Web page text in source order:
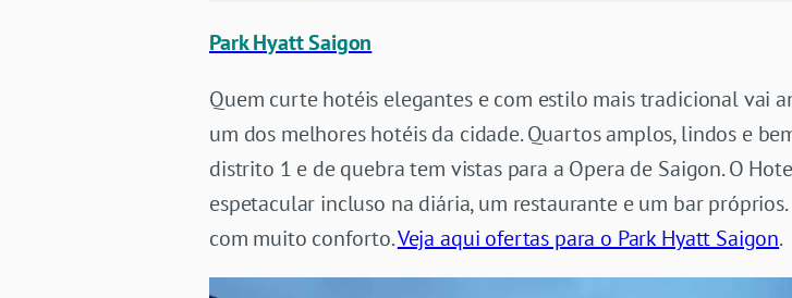
Park Hyatt Saigon
Quem curte hotéis elegantes e com estilo mais tradicional vai
um dos melhores hotéis da cidade. Quartos amplos, lindos e
distrito 1 e de quebra tem vistas para a Opera de Saigon. O
espetacular incluso na diária, um restaurante e um bar
com muito conforto.Veja aqui ofertas para o Park Hyatt Saigon.